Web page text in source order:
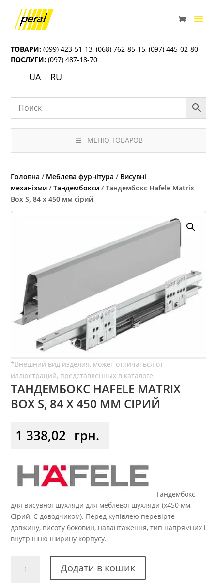
ТОВАРИ: (099) 423-51-13,(068) 762-85-15,(097) 445-02-80
ПОСЛУГИ: (097) 487-18-70
UA RU
МЕНЮ ТОВАРОВ
Головна / Меблева фурнітура / Висувні
механізми /Тандембокси / Тандембокс Hafele Matrix
Box S, 84 х 450 мм сірий
ТАНДЕМБОКС HAFELE MATRIX
BOX S, 84 Х 450 ММ СІРИЙ
1 338,02 грн.
Тандембокс
для висувної шухляди для меблевої шухляди (x450 мм,
Сірий, С доводчиком). Перед купівлею перевірте
довжину, висоту боковин, навантаження, тип напрямних і
внутрішню ширину корпусу.
Hafele
Додати в кошик